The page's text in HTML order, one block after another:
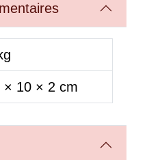
× 10 × 2 cm